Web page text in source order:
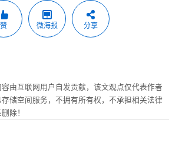
赞 微海报 分享
由互联网用户自发贡献，该文观点仅代表作者
储空间服务，不拥有所有权，不承担相关法律
除！